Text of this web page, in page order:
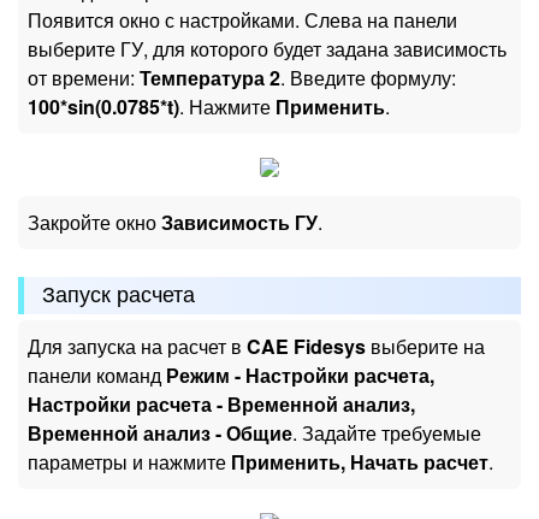
Появится окно с настройками. Слева на панели
выберите ГУ, для которого будет задана зависимость
от времени: Температура 2. Введите формулу:
100*sin(0.0785*t). Нажмите Применить.
Закройте окноЗависимость ГУ.
Запуск расчета
Для запуска на расчет в CAE Fidesys выберите на
панели команд Режим - Настройки расчета,
Настройки расчета - Временной анализ,
Временной анализ - Общие. Задайте требуемые
параметры и нажмите Применить, Начать расчет.